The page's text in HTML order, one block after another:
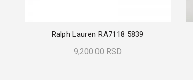
Ralph Lauren RA7118 5839
9,200.00 RSD